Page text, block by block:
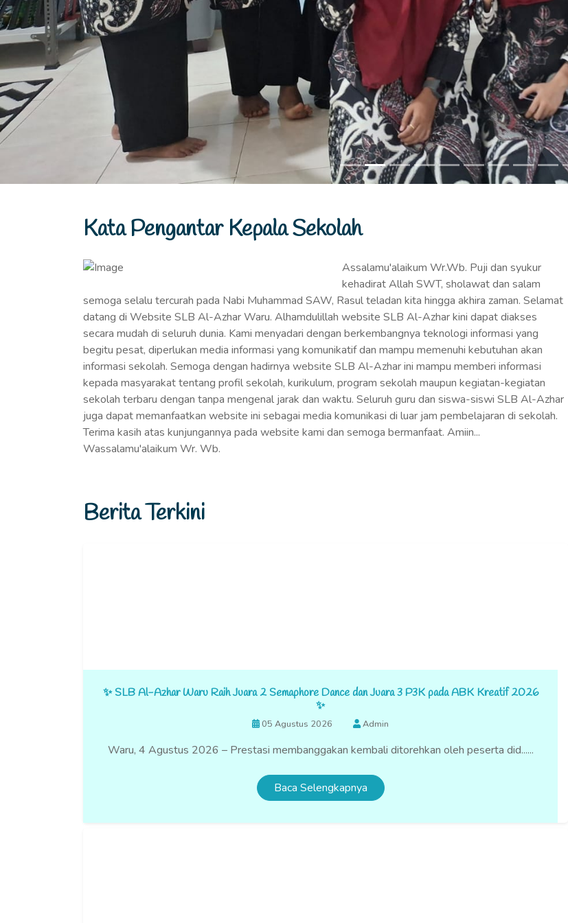
Kata Pengantar Kepala Sekolah
Assalamu'alaikum Wr.Wb. Puji dan syukur
kehadirat Allah SWT, sholawat dan salam
semoga selalu tercurah pada Nabi Muhammad SAW, Rasul teladan kita hingga akhira zaman. Selamat
datang di Website SLB Al-Azhar Waru. Alhamdulillah website SLB Al-Azhar kini dapat diakses
secara mudah di seluruh dunia. Kami menyadari dengan berkembangnya teknologi informasi yang
begitu pesat, diperlukan media informasi yang komunikatif dan mampu memenuhi kebutuhan akan
informasi sekolah. Semoga dengan hadirnya website SLB Al-Azhar ini mampu memberi informasi
kepada masyarakat tentang profil sekolah, kurikulum, program sekolah maupun kegiatan-kegiatan
sekolah terbaru dengan tanpa mengenal jarak dan waktu. Seluruh guru dan siswa-siswi SLB Al-Azhar
juga dapat memanfaatkan website ini sebagai media komunikasi di luar jam pembelajaran di sekolah.
Terima kasih atas kunjungannya pada website kami dan semoga bermanfaat. Amiin...
Wassalamu'alaikum Wr. Wb.
Berita Terkini
✨ SLB Al-Azhar Waru Raih Juara 2 Semaphore Dance dan Juara 3 P3K pada ABK Kreatif 2026
✨
05 Agustus 2026 Admin
Waru, 4 Agustus 2026 – Prestasi membanggakan kembali ditorehkan oleh peserta did......
Baca Selengkapnya